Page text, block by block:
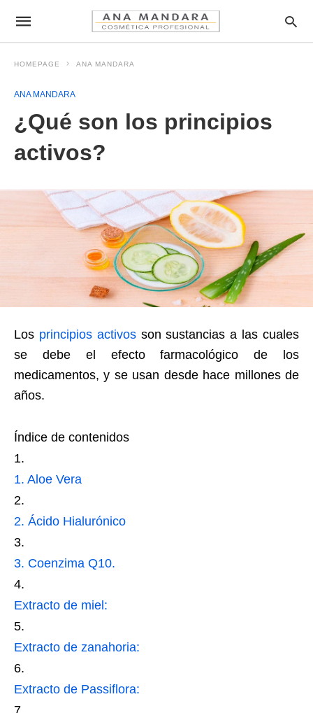
HOMEPAGE ANA MANDARA
ANA MANDARA
¿Qué son los principios
activos?
Los principios activosson sustancias a las cuales
se debe el efecto farmacológico de los
medicamentos, y se usan desde hace millones de
años.
Índice de contenidos
1. Aloe Vera
2. Ácido Hialurónico
3. Coenzima Q10.
Extracto de miel:
Extracto de zanahoria:
Extracto de Passiflora: